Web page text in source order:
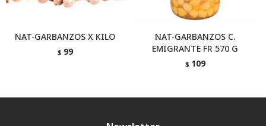
NAT-GARBANZOS X KILO
$ 99
NAT-GARBANZOS C.
EMIGRANTE FR 570 G
$ 109